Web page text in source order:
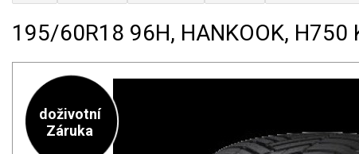
195/60R18 96H, HANKOOK, H750
doživotní
Záruka